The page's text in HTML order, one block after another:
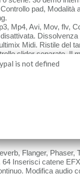
pad,
Mp4, Avi, Mov, flv,
Midi. Ristile del
slider separato. Il
Sync, Tap tempo,
PDF in RGB,
Lingua, Pedale,
Memoria
Organo (con
Aftertouch,
del pannello
Flanger, Phaser,
Inserisci catene
Modifica audio
is not defined